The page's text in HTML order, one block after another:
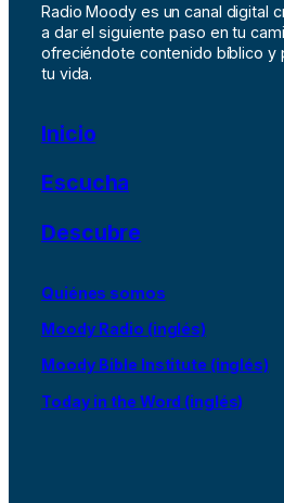
Radio Moody es un canal digital
a dar el siguiente paso en tu
ofreciéndote contenido bíblico y
tu vida.
Inicio
Escucha
Descubre
Quiénes somos
Moody Radio (inglés)
Moody Bible Institute (inglés)
Today in the Word (inglés)